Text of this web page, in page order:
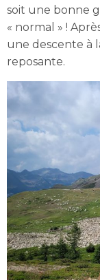
soit une bonne
« normal » !
une descente à
reposante.